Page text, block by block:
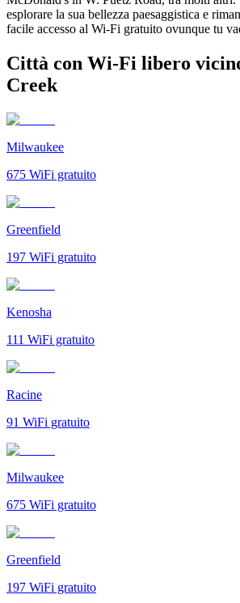
esplorare la sua bellezza paesaggistica e
facile accesso al Wi-Fi gratuito ovunque tu
Città con Wi-Fi libero
Creek
Milwaukee
675 WiFi gratuito
Greenfield
197 WiFi gratuito
Kenosha
111 WiFi gratuito
Racine
91 WiFi gratuito
Milwaukee
675 WiFi gratuito
Greenfield
197 WiFi gratuito